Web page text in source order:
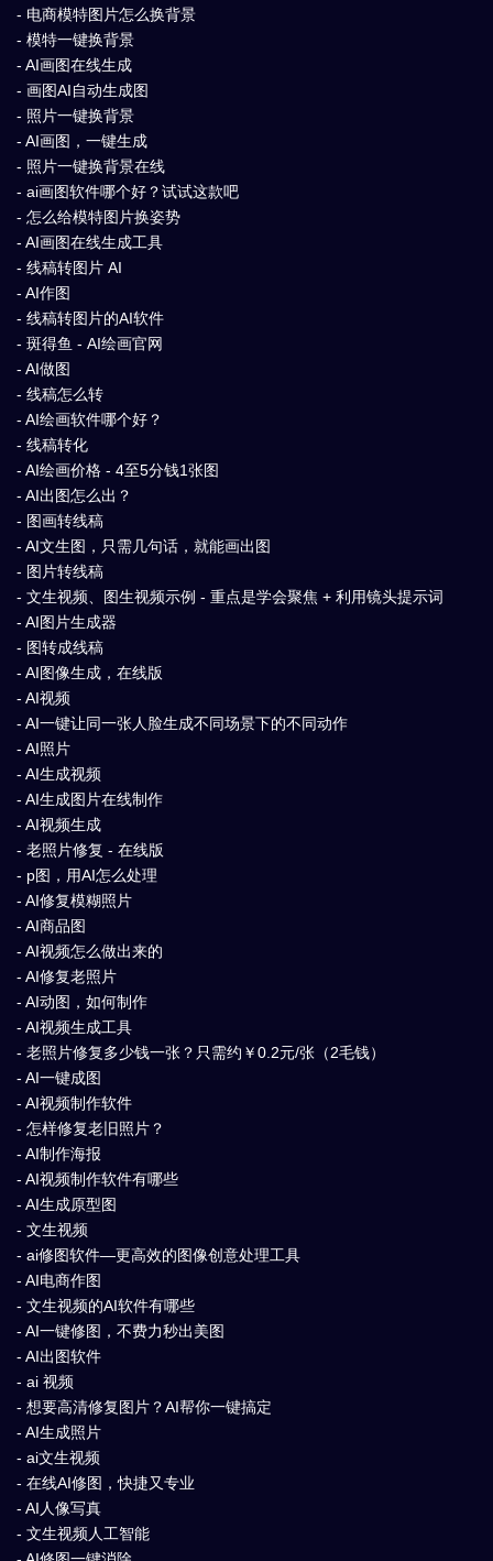
- 电商模特图片怎么换背景
- 模特一键换背景
- AI画图在线生成
- 画图AI自动生成图
- 照片一键换背景
- AI画图，一键生成
- 照片一键换背景在线
- ai画图软件哪个好？试试这款吧
- 怎么给模特图片换姿势
- AI画图在线生成工具
- 线稿转图片 AI
- AI作图
- 线稿转图片的AI软件
- 斑得鱼 - AI绘画官网
- AI做图
- 线稿怎么转
- AI绘画软件哪个好？
- 线稿转化
- AI绘画价格 - 4至5分钱1张图
- AI出图怎么出？
- 图画转线稿
- AI文生图，只需几句话，就能画出图
- 图片转线稿
- 文生视频、图生视频示例 - 重点是学会聚焦 + 利用镜头提示词
- AI图片生成器
- 图转成线稿
- AI图像生成，在线版
- AI视频
- AI一键让同一张人脸生成不同场景下的不同动作
- AI照片
- AI生成视频
- AI生成图片在线制作
- AI视频生成
- 老照片修复 - 在线版
- p图，用AI怎么处理
- AI修复模糊照片
- AI商品图
- AI视频怎么做出来的
- AI修复老照片
- AI动图，如何制作
- AI视频生成工具
- 老照片修复多少钱一张？只需约￥0.2元/张（2毛钱）
- AI一键成图
- AI视频制作软件
- 怎样修复老旧照片？
- AI制作海报
- AI视频制作软件有哪些
- AI生成原型图
- 文生视频
- ai修图软件—更高效的图像创意处理工具
- AI电商作图
- 文生视频的AI软件有哪些
- AI一键修图，不费力秒出美图
- AI出图软件
- ai 视频
- 想要高清修复图片？AI帮你一键搞定
- AI生成照片
- ai文生视频
- 在线AI修图，快捷又专业
- AI人像写真
- 文生视频人工智能